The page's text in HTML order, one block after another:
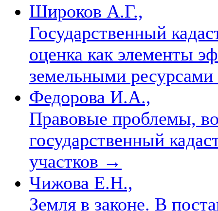
Широков А.Г.,
Государственный
оценка как элементы
земельными ресурсами
Федорова И.А.,
Правовые проблемы,
государственный
участков →
Чижова Е.Н.,
Земля в законе. В